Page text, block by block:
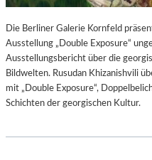
Die Berliner Galerie Kornfeld
Ausstellung „Double Exposure“
Ausstellungsbericht über die
Bildwelten. Rusudan Khizanishvili
mit „Double Exposure“,
Schichten der georgischen Kultur.